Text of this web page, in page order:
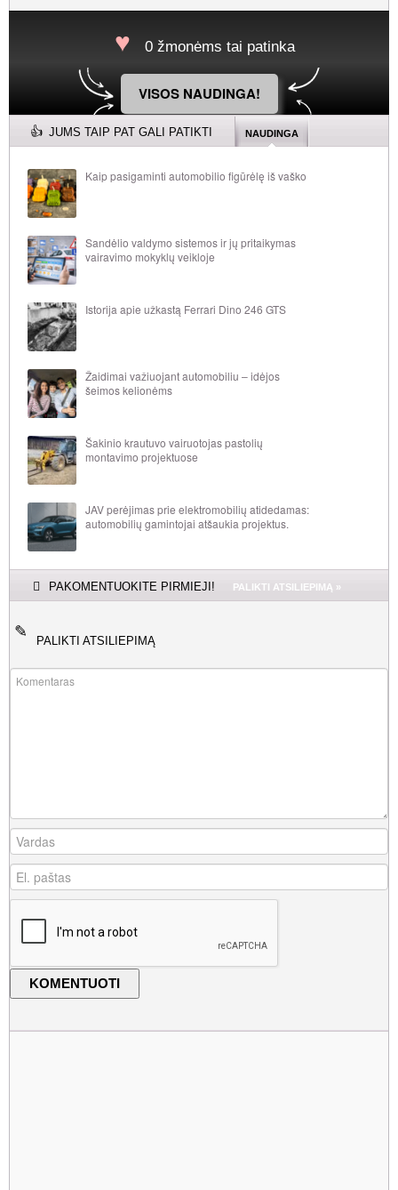
0 žmonėms tai patinka
VISOS NAUDINGA!
JUMS TAIP PAT GALI PATIKTI NAUDINGA
Kaip pasigaminti automobilio figūrėlę iš vaško
Sandėlio valdymo sistemos ir jų pritaikymas
vairavimo mokyklų veikloje
Istorija apie užkastą Ferrari Dino 246 GTS
Žaidimai važiuojant automobiliu – idėjos
šeimos kelionėms
Šakinio krautuvo vairuotojas pastolių
montavimo projektuose
JAV perėjimas prie elektromobilių atidedamas:
automobilių gamintojai atšaukia projektus.
PAKOMENTUOKITE PIRMIEJI! PALIKTI ATSILIEPIMĄ »
PALIKTI ATSILIEPIMĄ